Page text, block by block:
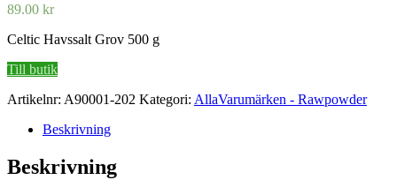
89.00 kr
Celtic Havssalt Grov 500 g
Till butik
Artikelnr: A90001-202 Kategori: AllaVarumärken - Rawpowder
Beskrivning
Beskrivning